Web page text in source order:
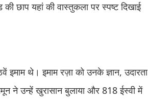
छाप यहां की वास्तुकला पर स्पष्ट दिखाई
थे। इमाम रज़ा को उनके ज्ञान, उदारता
ने उन्हें खुरासान बुलाया और 818 ईस्वी में